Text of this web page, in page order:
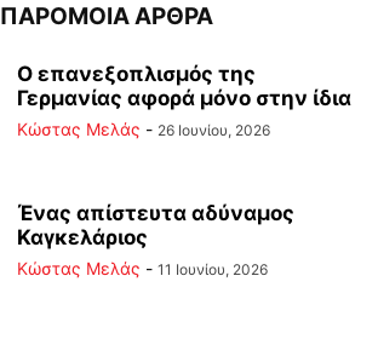
ΠΑΡΟΜΟΙΑ ΑΡΘΡΑ
Ο επανεξοπλισμός της
Γερμανίας αφορά μόνο στην ίδια
Κώστας Μελάς - 26 Ιουνίου, 2026
Ένας απίστευτα αδύναμος
Καγκελάριος
Κώστας Μελάς - 11 Ιουνίου, 2026